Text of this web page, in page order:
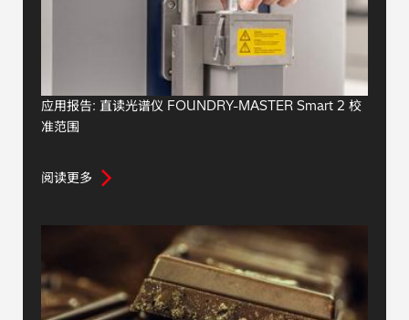
应用报告: 直读光谱仪 FOUNDRY-MASTER Smart 2 校
准范围
阅读更多